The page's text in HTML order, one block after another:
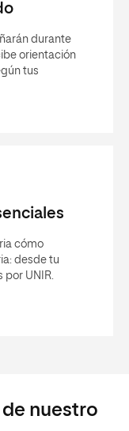
durante
orientación
tus
cómo
desde tu
por UNIR.
nuestro